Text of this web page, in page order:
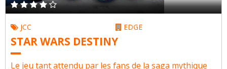
JCC EDGE
STAR WARS DESTINY
Le jeu tant attendu par les fans de la saga mythique